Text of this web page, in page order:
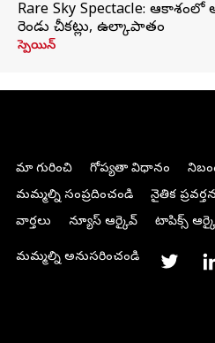
Rare Sky Spectacle: ఆకాశంలో
రెండు చీకట్లు, ఉల్కాపాతం
స్పెయిన్
మా గురించి గోప్యతా విధానం
మమ్మల్ని సంప్రదించండి
నైతిక ప్రవర్తన
వార్తలు
న్యూస్ ఆర్కైవ్ టాపిక్స్
మమ్మల్ని అనుసరించండి